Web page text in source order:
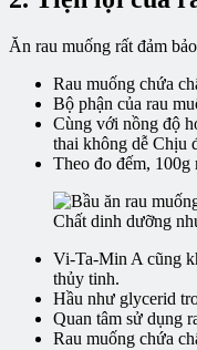
Ăn rau muống rất đảm
Rau muống chứa
Bộ phận của rau
Cùng với nồng độ
thai không dễ Chịu
Theo đo đếm, 100g
Chất dinh dưỡng
Vi-Ta-Min A cũng
thủy tinh.
Hầu như glycerid
Quan tâm sử dụng
Rau muống chứa